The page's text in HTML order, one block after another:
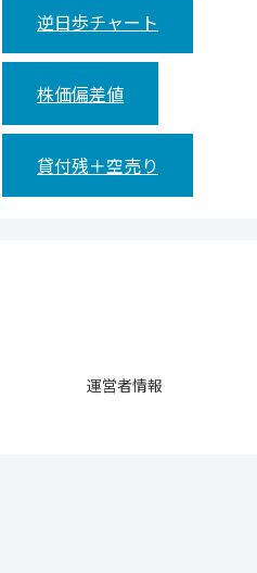
逆日歩チャート
株価偏差値
貸付残＋空売り
運営者情報